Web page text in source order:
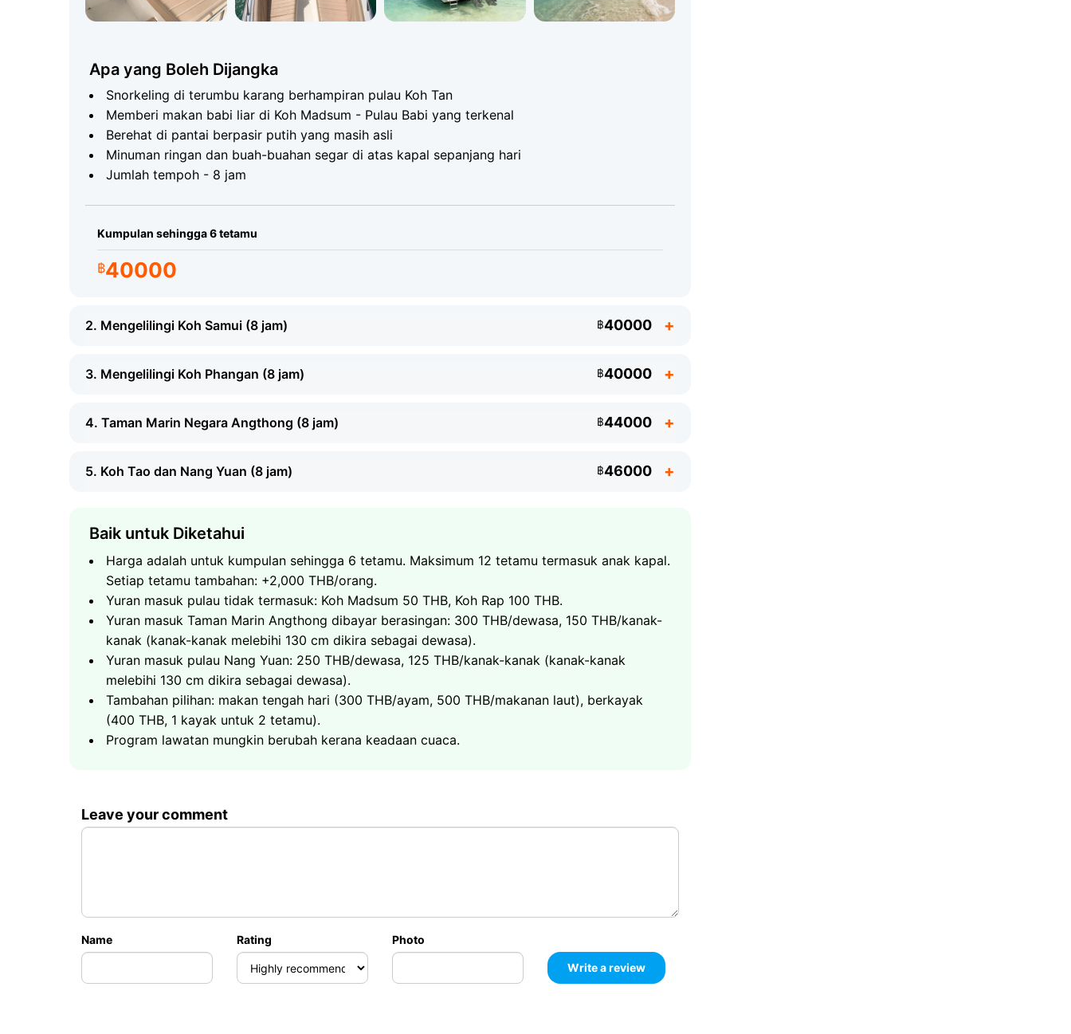
menjadikannya tempat snorkeling yang sempurna. Koh Madsum, "Pulau Babi", menarik pengunjung
berasingan.
Spesifikasi Teknikal - Ruby 38
Model:Sports Cruiser 38 Enjin:2 x 300 hp Mercury Verado V6
Jenis:Bot laju dua enjin
Kapasiti:Sehingga 12 tetamu Kelajuan maksimum:68 km/j
Peralatan:GPS / pemeruum gema / pemplot carta
Keselesaan:Tandas / pancuran mandi air tawar / stereo / bilik tukar pakaian
Apa yang Perlu Dibawa
Topi dan pelindung matahari
Apa yang Boleh Dijangka
Snorkeling di terumbu karang berhampiran pulau Koh Tan
Memberi makan babi liar di Koh Madsum - Pulau Babi yang terkenal
Berehat di pantai berpasir putih yang masih asli
Minuman ringan dan buah-buahan segar di atas kapal sepanjang hari
Jumlah tempoh - 8 jam
Kumpulan sehingga 6 tetamu
฿40000
2. Mengelilingi Koh Samui (8 jam) ฿40000
Pelayaran penuh mengelilingi Koh Samui dengan bot laju
Pemandangan panoramik persisiran dan pedalaman berbukit pulau
Perhentian berenang di pantai tersembunyi yang hanya boleh dicapai dengan bot
Minuman ringan dan buah-buahan segar di atas kapal sepanjang hari
Jumlah tempoh - 8 jam
Kumpulan sehingga 6 tetamu
40000
3. Mengelilingi Koh Phangan (8 jam) ฿40000
Apa yang Boleh Dijangka
Pelayaran mengelilingi Koh Phangan - pantai liar dan teluk tersembunyi
Berenang dan snorkeling di air jernih
Pemandangan pantai Haad Rin yang terkenal - lokasi Full Moon Party
Minuman ringan dan buah-buahan segar di atas kapal sepanjang hari
Jumlah tempoh - 8 jam
Kumpulan sehingga 6 tetamu
4. Taman Marin Negara Angthong (8 jam) ฿44000
Apa yang Boleh Dijangka
Taman Marin Negara Angthong - kepulauan 42 pulau
Snorkeling di terumbu karang di teluk hijau zamrud
Tebing batu kapur yang indah, gua laut dan lagun taman negara
Yuran masuk taman negara dibayar berasingan: ฿300/dewasa
Jumlah tempoh - 8 jam
44000
5. Koh Tao dan Nang Yuan (8 jam) ฿46000
Apa yang Boleh Dijangka
Koh Tao - salah satu destinasi snorkeling dan menyelam terbaik di dunia
Nang Yuan - tiga pulau yang dihubungkan oleh tambak pasir putih yang menakjubkan
Air jernih dan hidupan laut yang melimpah
Yuran masuk pulau Nang Yuan dibayar berasingan: ฿250/dewasa
Kumpulan sehingga 6 tetamu
Baik untuk Diketahui
Harga adalah untuk kumpulan sehingga 6 tetamu. Maksimum 12 tetamu termasuk anak kapal.
Setiap tetamu tambahan: +2,000 THB/orang.
Yuran masuk pulau tidak termasuk: Koh Madsum 50 THB, Koh Rap 100 THB.
Yuran masuk Taman Marin Angthong dibayar berasingan: 300 THB/dewasa, 150 THB/kanak-
kanak (kanak-kanak melebihi 130 cm dikira sebagai dewasa).
Yuran masuk pulau Nang Yuan: 250 THB/dewasa, 125 THB/kanak-kanak (kanak-kanak
melebihi 130 cm dikira sebagai dewasa).
Tambahan pilihan: makan tengah hari (300 THB/ayam, 500 THB/makanan laut), berkayak
(400 THB, 1 kayak untuk 2 tetamu).
Program lawatan mungkin berubah kerana keadaan cuaca.
Leave your comment
Name Rating Photo